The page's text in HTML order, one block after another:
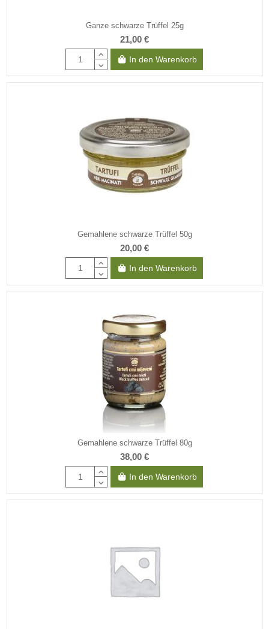
Ganze schwarze Trüffel 25g
21,00 €
In den Warenkorb
Gemahlene schwarze Trüffel 50g
20,00 €
In den Warenkorb
Gemahlene schwarze Trüffel 80g
38,00 €
In den Warenkorb